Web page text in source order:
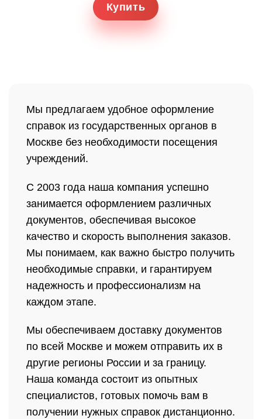
Купить
Мы предлагаем удобное оформление
справок из государственных органов в
Москве без необходимости посещения
учреждений.
С 2003 года наша компания успешно
занимается оформлением различных
документов, обеспечивая высокое
качество и скорость выполнения заказов.
Мы понимаем, как важно быстро получить
необходимые справки, и гарантируем
надежность и профессионализм на
каждом этапе.
Мы обеспечиваем доставку документов
по всей Москве и можем отправить их в
другие регионы России и за границу.
Наша команда состоит из опытных
специалистов, готовых помочь вам в
получении нужных справок дистанционно.